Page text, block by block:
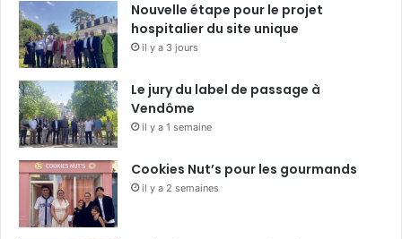
Nouvelle étape pour le projet
hospitalier du site unique
il y a 3 jours
Le jury du label de passage à
Vendôme
il y a 1 semaine
Cookies Nut’s pour les gourmands
il y a 2 semaines